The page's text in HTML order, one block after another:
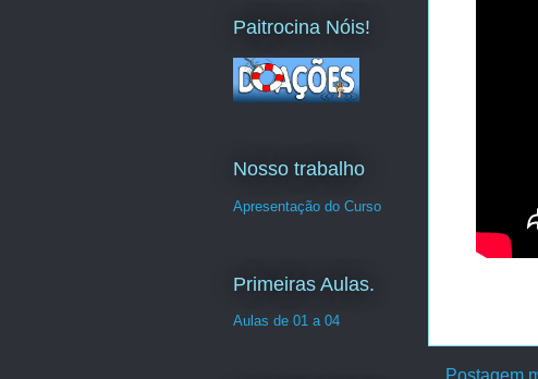
Postagem
Paitrocina Nóis!
Nosso trabalho
Apresentação do Curso
Primeiras Aulas.
Aulas de 01 a 04